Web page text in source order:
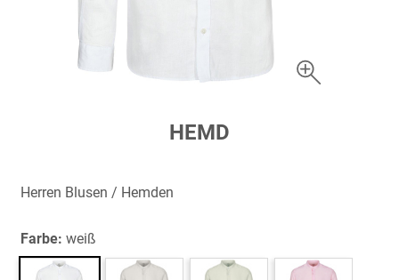
springen
HEMD
Herren Blusen / Hemden
Farbe: weiß